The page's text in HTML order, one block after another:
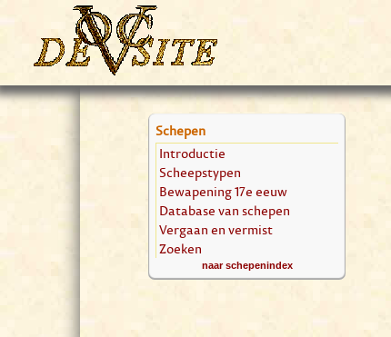
Schepen
Introductie
Scheepstypen
Bewapening 17e eeuw
Database van schepen
Vergaan en vermist
Zoeken
naar schepenindex